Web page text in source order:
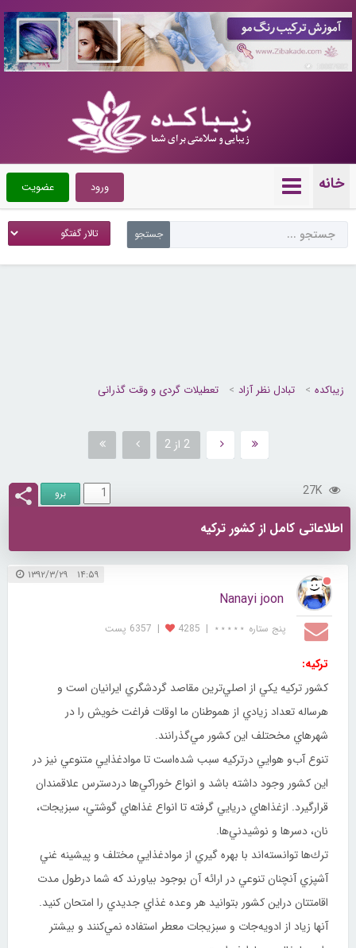
خانه عضویت ورود
زیباکده تبادل نظر آزاد تعطیلات گردی و وقت گذرانی
2 از 2
27K
اطلاعاتی کامل از کشور ترکیه
۱۴:۵۹ ۱۳۹۲/۳/۲۹
Nanayi joon
پنج ستاره ⋆⋆⋆⋆⋆ |
4285
| 6357 پست
تركيه:
كشور تركيه يكي از اصلي‌ترين مقاصد گردشگري ايرانيان است و
هرساله تعداد زيادي از هموطنان‌ ما اوقات فراغت خويش را در
شهرهاي مخحتلف اين كشور مي‌گذرانند.
تنوع آب‌و هوايي درتركيه سبب شده‌است تا مواد‌غذايي متنوعي نيز در
اين كشور وجود داشته باشد و انواع خوراكي‌ها دردسترس علاقمندان
قرارگيرد. ازغذاهاي دريايي گرفته تا انواع غذاهاي گوشتي، سبزيجات،
نان، دسرها و نوشيدني‌ها.
ترك‌ها توانسته‌اند با بهره‌ گيري از موادغذايي مختلف و پيشينه غني
آشپزي آنچنان تنوعي در ارائه آن بوجود بياورند كه شما درطول مدت
اقامتتان دراين كشور بتوانيد هر وعده غذاي جديدي را امتحان كنيد.
آنها زياد از ادويه‌جات و سبزيجات معطر استفاده نمي‌كنند و بيشتر